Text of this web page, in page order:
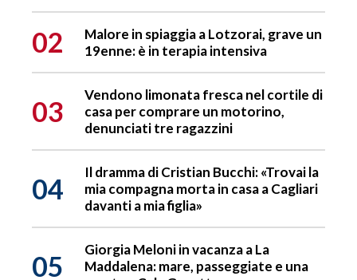
02
Malore in spiaggia a Lotzorai, grave un
19enne: è in terapia intensiva
03
Vendono limonata fresca nel cortile di
casa per comprare un motorino,
denunciati tre ragazzini
04
Il dramma di Cristian Bucchi: «Trovai la
mia compagna morta in casa a Cagliari
davanti a mia figlia»
05
Giorgia Meloni in vacanza a La
Maddalena: mare, passeggiate e una